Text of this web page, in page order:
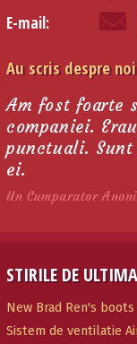
E-mail:
Au scris despre noi
Am fost foarte
companiei.
punctuali. Sunt
ei.
Un Cumparator
STIRILE DE
New Brad Ren's boots
Sistem de ventilatie